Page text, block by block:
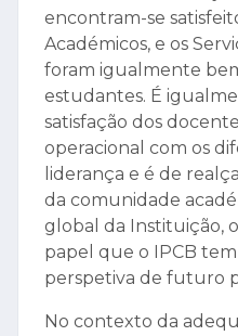
encontram-se
Académicos, e os
foram igualmente
estudantes. É
satisfação dos
operacional com os
liderança e é de
da comunidade
global da Instituição,
papel que o IPCB
perspetiva de futuro
No contexto da